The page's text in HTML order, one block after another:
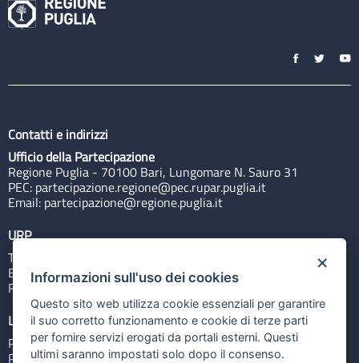
Contatti e indirizzi
Ufficio della Partecipazione
Regione Puglia - 70100 Bari, Lungomare N. Sauro 31
PEC: partecipazione.regione@pec.rupar.puglia.it
Email: partecipazione@regione.puglia.it
URP
Tel: 800713939
Email:quiregione@regione.puglia.it
Rubrica
Link utili
Portale Istituzionale
PO FESR Puglia 2014-2020
×
Informazioni sull'uso dei cookies
Questo sito web utilizza cookie essenziali per garantire
il suo corretto funzionamento e cookie di terze parti
per fornire servizi erogati da portali esterni. Questi
ultimi saranno impostati solo dopo il consenso.